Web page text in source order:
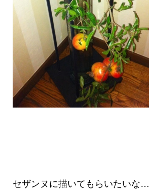
セザンヌに描いてもらいたいな…